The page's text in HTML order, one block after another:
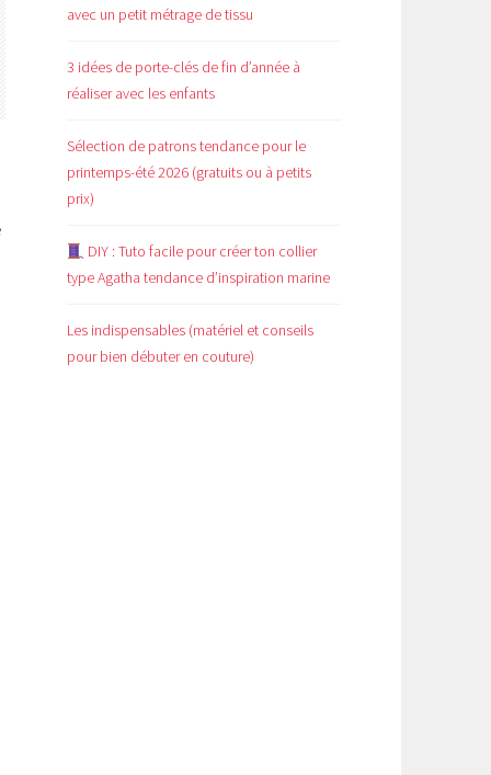
avec un petit métrage de tissu
3 idées de porte-clés de fin d’année à
réaliser avec les enfants
Sélection de patrons tendance pour le
printemps-été 2026 (gratuits ou à petits
prix)
DIY : Tuto facile pour créer ton collier
type Agatha tendance d’inspiration marine
Les indispensables (matériel et conseils
pour bien débuter en couture)